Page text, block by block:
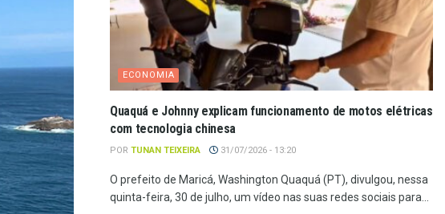
ECONOMIA
Quaquá e Johnny explicam funcionamento de motos elétricas
com tecnologia chinesa
POR TUNAN TEIXEIRA 31/07/2026 - 13:20
O prefeito de Maricá, Washington Quaquá (PT), divulgou, nessa
quinta-feira, 30 de julho, um vídeo nas suas redes sociais para...